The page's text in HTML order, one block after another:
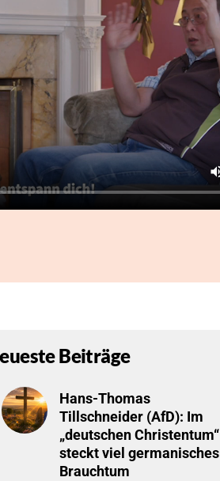
Beiträge
Hans-Thomas
Tillschneider (AfD): Im
„deutschen Christentum“
steckt viel germanisches
Brauchtum